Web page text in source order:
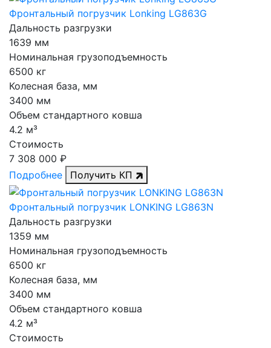
Фронтальный погрузчик Lonking LG863G
Дальность разгрузки
1639 мм
Номинальная грузоподъемность
6500 кг
Колесная база, мм
3400 мм
Объем стандартного ковша
4.2 м³
Стоимость
7 308 000 ₽
Подробнее
Получить КП
Фронтальный погрузчик LONKING LG863N
Дальность разгрузки
1359 мм
Номинальная грузоподъемность
6500 кг
Колесная база, мм
3400 мм
Объем стандартного ковша
4.2 м³
Стоимость